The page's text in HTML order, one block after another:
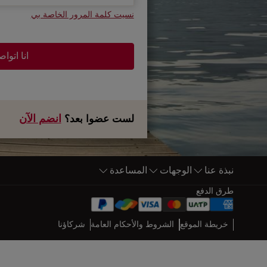
نسيت كلمة المرور الخاصة بي
انا
لست عضوا بعد؟ انضم الآن
أسفل الصفحة خريطة الموقع
نبذة عنا الوجهات المساعدة
طرق الدفع
Web map links
$Title.getData()خريطة الموقع الشروط والأحكام العامة شركاؤنا